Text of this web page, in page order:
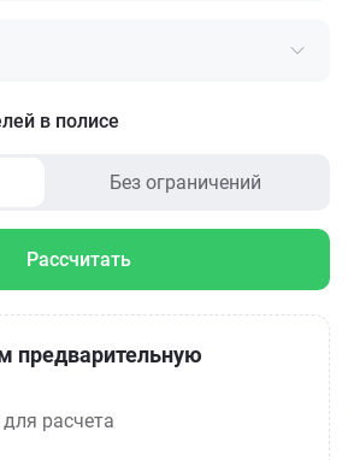
в полисе
Без ограничений
Рассчитать
предварительную
расчета